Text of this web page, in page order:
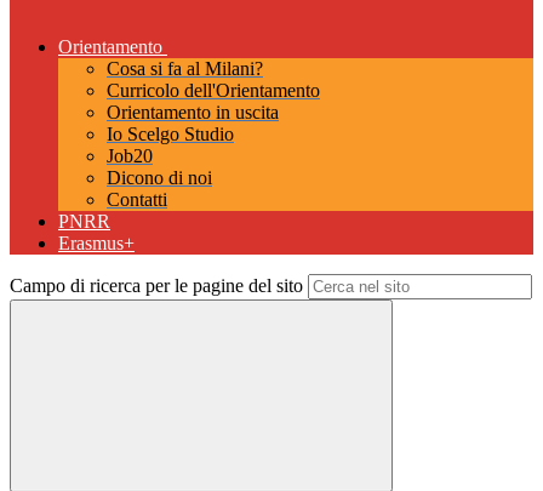
Orientamento
Cosa si fa al Milani?
Curricolo dell'Orientamento
Orientamento in uscita
Io Scelgo Studio
Job20
Dicono di noi
Contatti
PNRR
Erasmus+
Campo di ricerca per le pagine del sito